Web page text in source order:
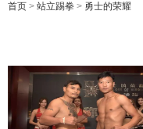
首页 > 站立踢拳 > 勇士的荣耀